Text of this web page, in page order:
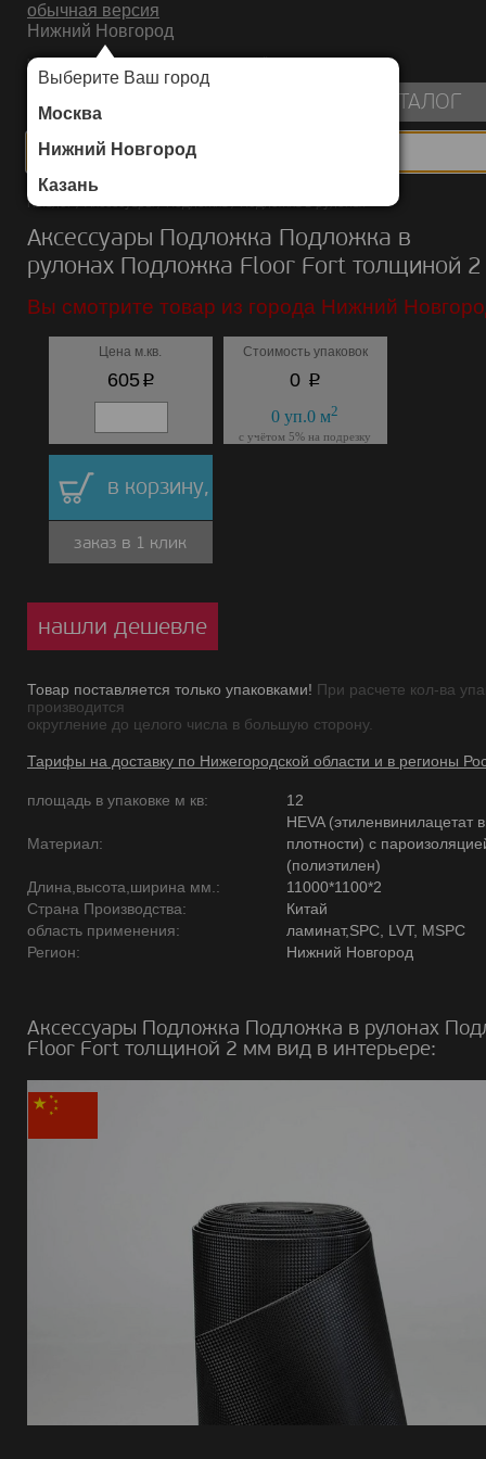
обычная версия
Нижний Новгород
Выберите Ваш город
Москва
Нижний Новгород
Казань
ИНТЕРНЕТ-МАГАЗИН НАПОЛЬНЫХ ПОКРЫТИЙ
КАТАЛОГ
Каталог/Аксессуары/Подложка/Подложка в рулонах
Аксессуары Подложка Подложка в
рулонах Подложка Floor Fort толщиной
Вы смотрите товар из города Нижний
Цена м.кв.
605p
Стоимость упаковок
0 p
0 уп.0 м2
с учётом 5% на подрезку
в корзину,
заказ в 1 клик
нашли дешевле
Товар поставляется только упаковками! При расчете кол-ва
производится
округление до целого числа в большую сторону.
Тарифы на доставку по Нижегородской области и в регионы
площадь в упаковке м кв: 12
Материал:
HEVA (этиленвинилацетат
плотности) с
(полиэтилен)
Длина,высота,ширина мм.:
11000*1100*2
Страна Производства:
Китай
область применения:
ламинат,SPC, LVT, MSPC
Регион:
Нижний Новгород
Аксессуары Подложка Подложка в рулонах
Floor Fort толщиной 2 мм вид в интерьере: